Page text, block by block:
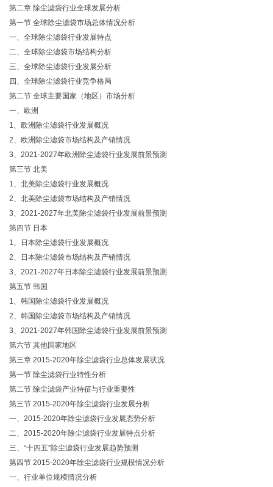
第二章 除尘滤袋行业全球发展分析
第一节 全球除尘滤袋市场总体情况分析
一、全球除尘滤袋行业发展特点
二、全球除尘滤袋市场结构分析
三、全球除尘滤袋行业发展分析
四、全球除尘滤袋行业竞争格局
第二节 全球主要国家（地区）市场分析
一、欧洲
1、欧洲除尘滤袋行业发展概况
2、欧洲除尘滤袋市场结构及产销情况
3、2021-2027年欧洲除尘滤袋行业发展前景预测
第三节 北美
1、北美除尘滤袋行业发展概况
2、北美除尘滤袋市场结构及产销情况
3、2021-2027年北美除尘滤袋行业发展前景预测
第四节 日本
1、日本除尘滤袋行业发展概况
2、日本除尘滤袋市场结构及产销情况
3、2021-2027年日本除尘滤袋行业发展前景预测
第五节 韩国
1、韩国除尘滤袋行业发展概况
2、韩国除尘滤袋市场结构及产销情况
3、2021-2027年韩国除尘滤袋行业发展前景预测
第六节 其他国家地区
第三章 2015-2020年除尘滤袋行业总体发展状况
第一节 除尘滤袋行业特性分析
第二节 除尘滤袋产业特征与行业重要性
第三节 2015-2020年除尘滤袋行业发展分析
一、2015-2020年除尘滤袋行业发展态势分析
二、2015-2020年除尘滤袋行业发展特点分析
三、“十四五”除尘滤袋行业发展趋势预测
第四节 2015-2020年除尘滤袋行业规模情况分析
一、行业单位规模情况分析